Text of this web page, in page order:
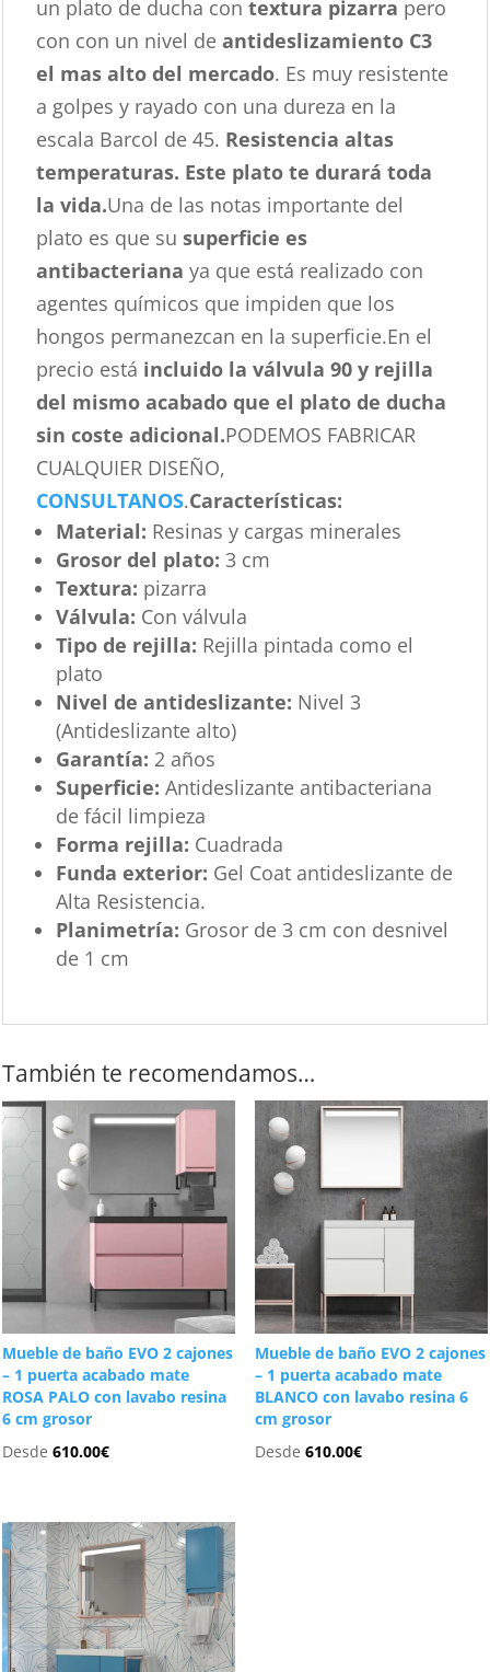
un plato de ducha con textura pizarra pero
con con un nivel deantideslizamiento C3
el mas alto del mercado. Es muy resistente
a golpes y rayado con una dureza en la
escala Barcol de 45. Resistencia altas
temperaturas. Este plato te durará toda
la vida.Una de las notas importante del
plato es que susuperficie es
antibacterianaya que está realizado con
agentes químicos que impiden que los
hongos permanezcan en la superficie.En el
precio está incluido la válvula 90 y rejilla
del mismo acabado que el plato de ducha
sin coste adicional.PODEMOS FABRICAR
CUALQUIER DISEÑO,
CONSULTANOS.Características:
Material: Resinas y cargas minerales
Grosor del plato: 3 cm
Textura: pizarra
Válvula: Con válvula
Tipo de rejilla: Rejilla pintada como el
plato
Nivel de antideslizante: Nivel 3
(Antideslizante alto)
Garantía: 2 años
Superficie: Antideslizante antibacteriana
de fácil limpieza
Forma rejilla: Cuadrada
Funda exterior: Gel Coat antideslizante de
Alta Resistencia.
Planimetría: Grosor de 3 cm con desnivel
de 1 cm
También te recomendamos…
Mueble de baño EVO 2 cajones
– 1 puerta acabado mate
ROSA PALO con lavabo resina
6 cm grosor
Desde610.00€
Mueble de baño EVO 2 cajones
– 1 puerta acabado mate
BLANCO con lavabo resina 6
cm grosor
Desde 610.00€